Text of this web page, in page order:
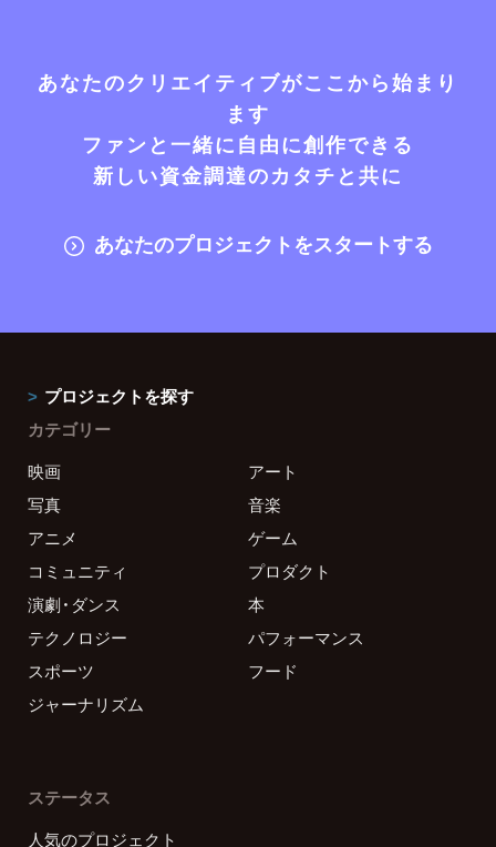
あなたのクリエイティブがここから始まり
ます
ファンと一緒に自由に創作できる
新しい資金調達のカタチと共に
あなたのプロジェクトをスタートする
プロジェクトを探す
カテゴリー
映画
アート
写真
音楽
アニメ
ゲーム
コミュニティ
プロダクト
演劇・ダンス
本
テクノロジー
パフォーマンス
スポーツ
フード
ジャーナリズム
ステータス
人気のプロジェクト